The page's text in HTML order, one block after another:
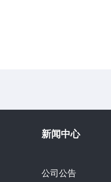
新闻中心
公司公告